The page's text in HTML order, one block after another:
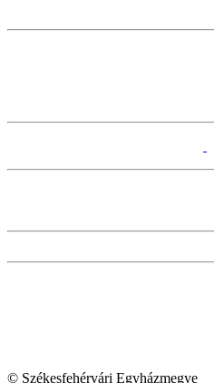
© Székesfehérvári Egyházmegye